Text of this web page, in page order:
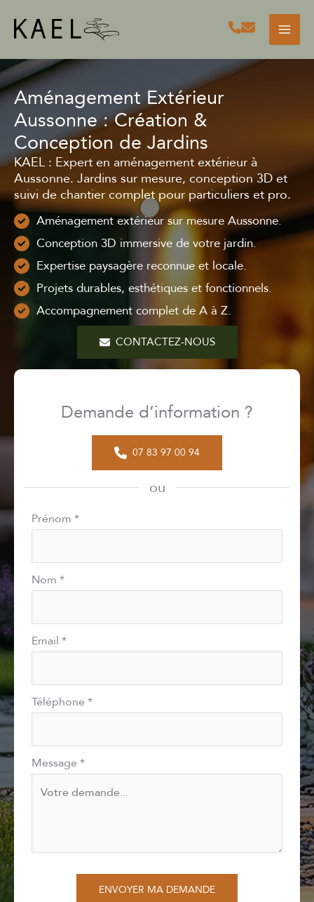
Aménagement Extérieur
Aussonne : Création &
Conception de Jardins
KAEL : Expert en aménagement extérieur à
Aussonne. Jardins sur mesure, conception 3D et
suivi de chantier complet pour particuliers et pro.
Aménagement extérieur sur mesure Aussonne.
Conception 3D immersive de votre jardin.
Expertise paysagère reconnue et locale.
Projets durables, esthétiques et fonctionnels.
Accompagnement complet de A à Z.
CONTACTEZ-NOUS
Demande d’information ?
07 83 97 00 94
ou
Formulaire
avec
téléphone
Prénom *
Nom *
Email *
Téléphone *
Message *
ENVOYER MA DEMANDE